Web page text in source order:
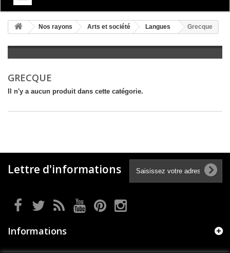
+
ARTS ET SOCIÉTÉ
+
+
BANDES DESSINÉES
Nos rayons Arts et société Langues Grecque
GRECQUE
Il n'y a aucun produit dans cette catégorie.
Lettre d'informations
Informations